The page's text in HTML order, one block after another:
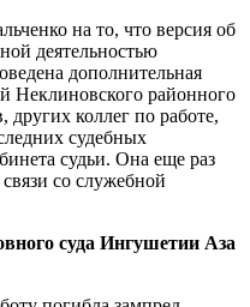
на то, что версия об
деятельностью
дополнительная
Неклиновского районного
других коллег по работе,
судебных
судьи. Она еще раз
со служебной
суда Ингушетии Аза